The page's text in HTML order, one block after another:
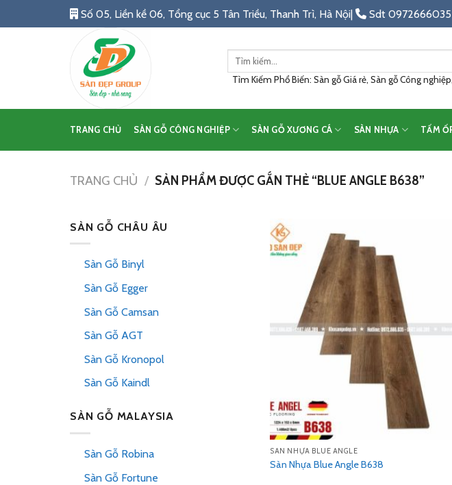
to
Số 05, Liền kề 06, Tổng cục 5 Tân Triều, Thanh Trì, Hà Nội| Sdt
Tìm
Tìm Kiếm Phổ Biến: Sàn gỗ Giá rẻ, Sàn gỗ Công
TRANG CHỦ SÀN GỖ CÔNG NGHIỆP SÀN GỖ XƯƠNG CÁ SÀN NHỰA TẤM
TRANG CHỦ / SẢN PHẨM ĐƯỢC GẮN THẺ “BLUE ANGLE B638”
SÀN GỖ CHÂU ÂU
Sàn Gỗ Binyl
Sàn Gỗ Egger
Sàn Gỗ Camsan
Sàn Gỗ AGT
Sàn Gỗ Kronopol
Sàn Gỗ Kaindl
SÀN GỖ MALAYSIA
Sàn Gỗ Robina
Sàn Gỗ Fortune
SÀN NHỰA BLUE ANGLE
Sàn Nhựa Blue Angle B638